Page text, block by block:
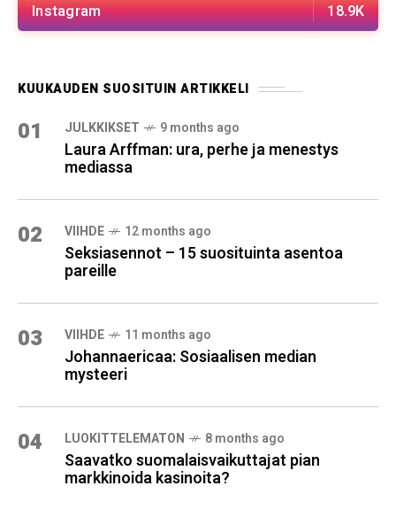
Instagram 18.9K
KUUKAUDEN SUOSITUIN ARTIKKELI
01 JULKKIKSET 9 months ago
Laura Arffman: ura, perhe ja menestys
mediassa
02 VIIHDE 12 months ago
Seksiasennot – 15 suosituinta asentoa
pareille
03 VIIHDE 11 months ago
Johannaericaa: Sosiaalisen median
mysteeri
04 LUOKITTELEMATON 8 months ago
Saavatko suomalaisvaikuttajat pian
markkinoida kasinoita?